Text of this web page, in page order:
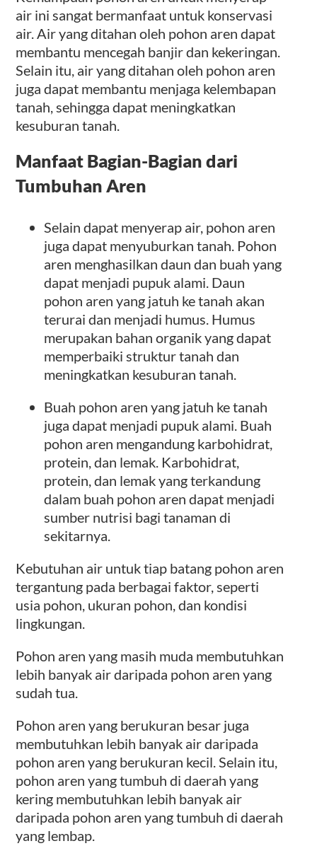
air ini sangat bermanfaat untuk konservasi
air. Air yang ditahan oleh pohon aren dapat
membantu mencegah banjir dan kekeringan.
Selain itu, air yang ditahan oleh pohon aren
juga dapat membantu menjaga kelembapan
tanah, sehingga dapat meningkatkan
kesuburan tanah.
Manfaat Bagian-Bagian dari
Tumbuhan Aren
Selain dapat menyerap air, pohon aren
juga dapat menyuburkan tanah. Pohon
aren menghasilkan daun dan buah yang
dapat menjadi pupuk alami. Daun
pohon aren yang jatuh ke tanah akan
terurai dan menjadi humus. Humus
merupakan bahan organik yang dapat
memperbaiki struktur tanah dan
meningkatkan kesuburan tanah.
Buah pohon aren yang jatuh ke tanah
juga dapat menjadi pupuk alami. Buah
pohon aren mengandung karbohidrat,
protein, dan lemak. Karbohidrat,
protein, dan lemak yang terkandung
dalam buah pohon aren dapat menjadi
sumber nutrisi bagi tanaman di
sekitarnya.
Kebutuhan air untuk tiap batang pohon aren
tergantung pada berbagai faktor, seperti
usia pohon, ukuran pohon, dan kondisi
lingkungan.
Pohon aren yang masih muda membutuhkan
lebih banyak air daripada pohon aren yang
sudah tua.
Pohon aren yang berukuran besar juga
membutuhkan lebih banyak air daripada
pohon aren yang berukuran kecil. Selain itu,
pohon aren yang tumbuh di daerah yang
kering membutuhkan lebih banyak air
daripada pohon aren yang tumbuh di daerah
yang lembap.